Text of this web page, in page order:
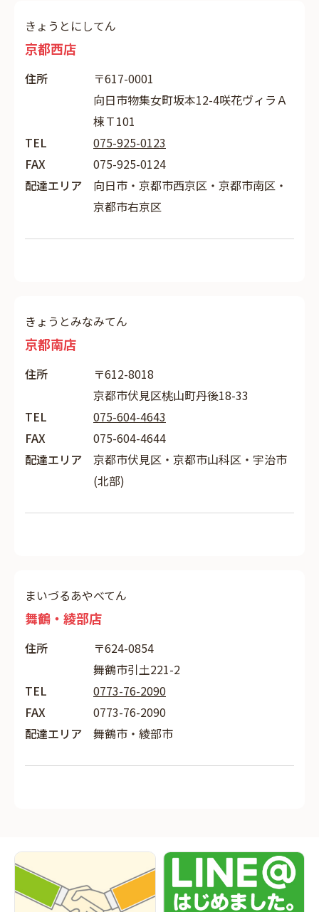
きょうとにしてん
京都西店
住所
〒617-0001
向日市物集女町坂本12-4咲花ヴィラＡ
棟Ｔ101
TEL
075-925-0123
FAX
075-925-0124
配達エリア
向日市・京都市西京区・京都市南区・
京都市右京区
きょうとみなみてん
京都南店
住所
〒612-8018
京都市伏見区桃山町丹後18-33
TEL
075-604-4643
FAX
075-604-4644
配達エリア
京都市伏見区・京都市山科区・宇治市
(北部)
まいづるあやべてん
舞鶴・綾部店
住所
〒624-0854
舞鶴市引土221-2
TEL
0773-76-2090
FAX
0773-76-2090
配達エリア
舞鶴市・綾部市